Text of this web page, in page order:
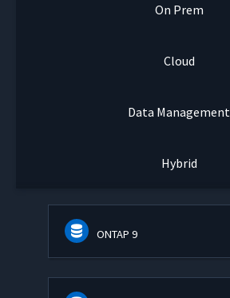
On Prem
Cloud
Data Management
Hybrid
ONTAP 9